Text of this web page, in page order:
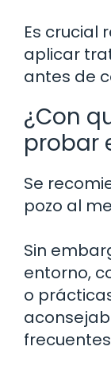
Es crucial
aplicar
antes de
¿Con
probar
Se
pozo al
Sin
entorno,
o